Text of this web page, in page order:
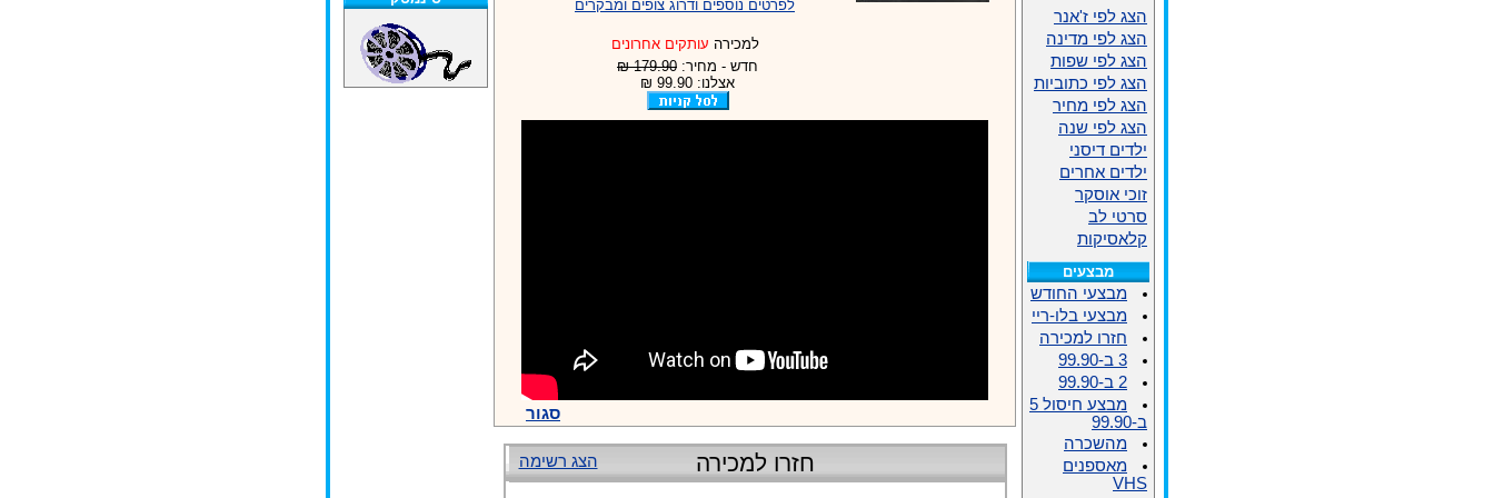
צוות דיוידי מאסטר ישיר.
לפרטים נוספים ודרוג צופים ומבקרים
למכירה עותקים אחרונים
חדש - מחיר: 179.90 ₪
אצלנו: 99.90 ₪
סגור
הצג רשימה חזרו למכירה
הצג לפי ז'אנר
הצג לפי מדינה
הצג לפי שפות
הצג לפי כתוביות
הצג לפי מחיר
הצג לפי שנה
ילדים דיסני
ילדים אחרים
זוכי אוסקר
סרטי לב
קלאסיקות
מבצעים
מבצעי החודש
מבצעי בלו-ריי
חזרו למכירה
3 ב-99.90
2 ב-99.90
מבצע חיסול 5
ב-99.90
מהשכרה
מאספנים
VHS